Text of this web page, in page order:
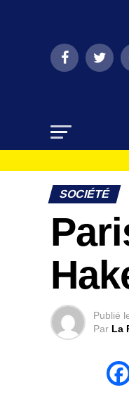
SOCIÉTÉ
Publié
Par La